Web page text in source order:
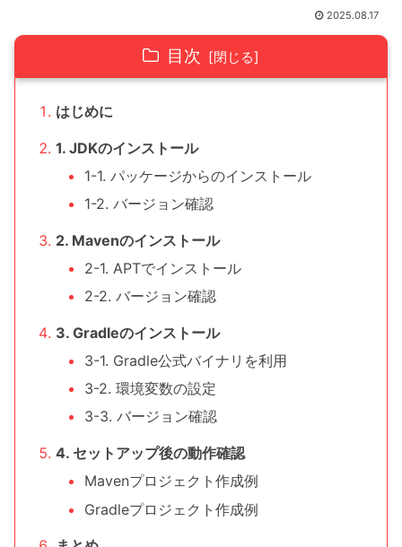
2025.08.17
目次
はじめに
1. JDKのインストール
1-1. パッケージからのインストール
1-2. バージョン確認
2. Mavenのインストール
2-1. APTでインストール
2-2. バージョン確認
3. Gradleのインストール
3-1. Gradle公式バイナリを利用
3-2. 環境変数の設定
3-3. バージョン確認
4. セットアップ後の動作確認
Mavenプロジェクト作成例
Gradleプロジェクト作成例